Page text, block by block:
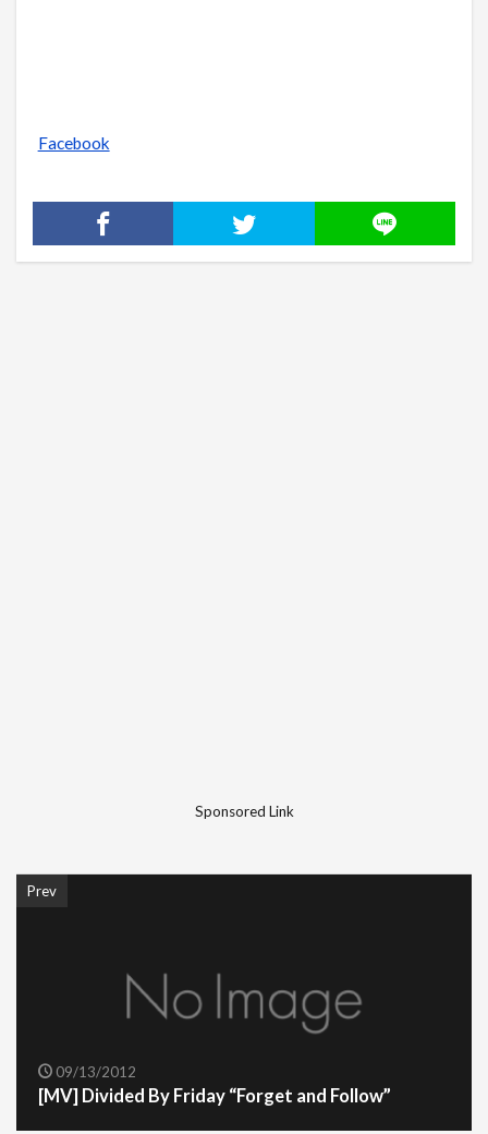
Facebook
Sponsored Link
Prev
09/13/2012
[MV] Divided By Friday “Forget and Follow”